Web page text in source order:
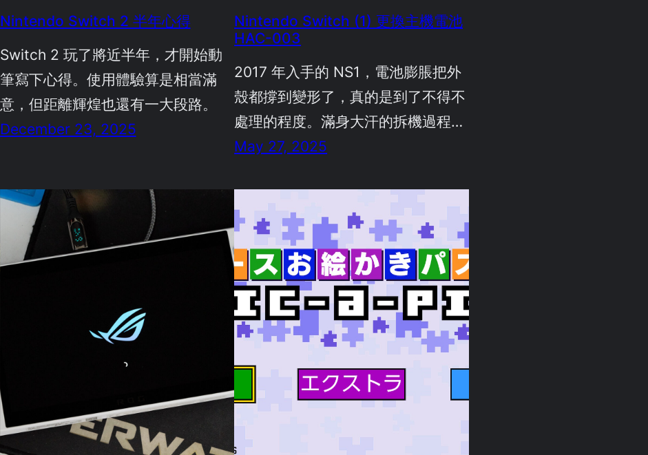
Nintendo Switch 2 半年心得
Switch 2 玩了將近半年，才開始動
筆寫下心得。使用體驗算是相當滿
意，但距離輝煌也還有一大段路。
December 23, 2025
Nintendo Switch (1) 更換主機電池
HAC-003
2017 年入手的 NS1，電池膨脹把外
殼都撐到變形了，真的是到了不得不
處理的程度。滿身大汗的拆機過程…
May 27, 2025